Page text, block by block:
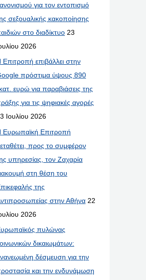
για τον εντοπισμό
σεξουαλικής κακοποίησης
στο διαδίκτυο 23
2026
Επιτροπή επιβάλλει στην
πρόστιμα ύψους 890
ευρώ για παραβιάσεις της
για τις ψηφιακές αγορές
Ιουλίου 2026
Ευρωπαϊκή Επιτροπή
προς το συμφέρον
υπηρεσίας, τον Ζαχαρία
στη θέση του
της
στην Αθήνα 22
2026
πυλώνας
δικαιωμάτων:
δέσμευση για την
και την ενδυνάμωση